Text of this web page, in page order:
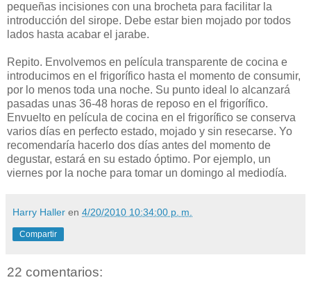
pequeñas incisiones con una brocheta para facilitar la
introducción del sirope. Debe estar bien mojado por todos
lados hasta acabar el jarabe.
Repito. Envolvemos en película transparente de cocina e
introducimos en el frigorífico hasta el momento de consumir,
por lo menos toda una noche. Su punto ideal lo alcanzará
pasadas unas 36-48 horas de reposo en el frigorífico.
Envuelto en película de cocina en el frigorífico se conserva
varios días en perfecto estado, mojado y sin resecarse. Yo
recomendaría hacerlo dos días antes del momento de
degustar, estará en su estado óptimo. Por ejemplo, un
viernes por la noche para tomar un domingo al mediodía.
Harry Haller en 4/20/2010 10:34:00 p. m.
Compartir
22 comentarios: